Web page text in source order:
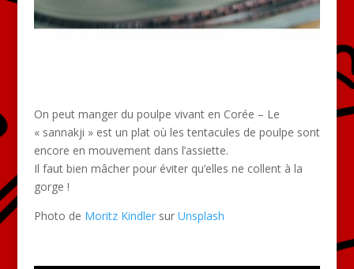
On peut manger du poulpe vivant en Corée – Le
« sannakji » est un plat où les tentacules de poulpe sont
encore en mouvement dans l’assiette.
Il faut bien mâcher pour éviter qu’elles ne collent à la
gorge !
Photo de Moritz Kindlersur Unsplash